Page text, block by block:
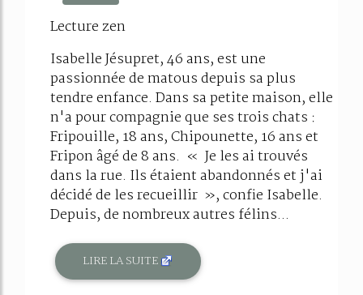
126%
Lecture zen
Isabelle Jésupret, 46 ans, est une
passionnée de matous depuis sa plus
tendre enfance. Dans sa petite maison, elle
n'a pour compagnie que ses trois chats :
Fripouille, 18 ans, Chipounette, 16 ans et
Fripon âgé de 8 ans. « Je les ai trouvés
dans la rue. Ils étaient abandonnés et j'ai
décidé de les recueillir », confie Isabelle.
Depuis, de nombreux autres félins...
LIRE LA SUITE